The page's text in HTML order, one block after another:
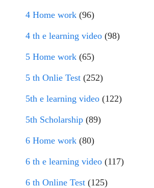
4 Home work (96)
4 th e learning video (98)
5 Home work (65)
5 th Onlie Test (252)
5th e learning video (122)
5th Scholarship (89)
6 Home work (80)
6 th e learning video (117)
6 th Online Test (125)